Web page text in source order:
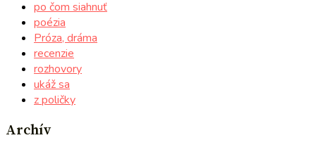
po čom siahnuť
poézia
Próza, dráma
recenzie
rozhovory
ukáž sa
z poličky
Archív